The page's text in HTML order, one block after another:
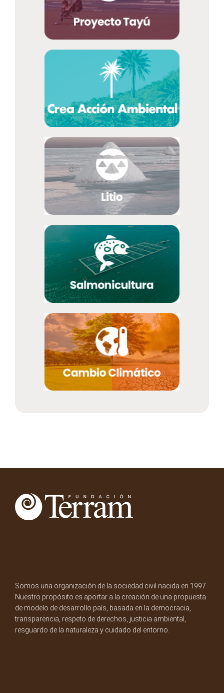
Somos una organización de la sociedad civil nacida en 1997.
Nuestro propósito es aportar a la creación de una propuesta
de modelo de desarrollo país, basada en la democracia,
transparencia, respeto de derechos, justicia ambiental,
resguardo de la naturaleza y cuidado del entorno.